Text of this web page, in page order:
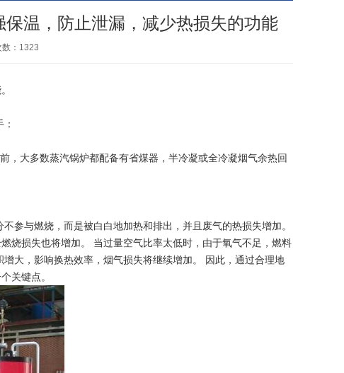
温，防止泄漏，减少热损失的功能
： 1323
，大多数蒸汽锅炉都配备有省煤器，半冷凝或全冷凝烟气余热回
参与燃烧，而是被白白地加热和排出，并且废气的热损失增加。
烧损失也将增加。 当过量空气比率太低时，由于氧气不足，燃料
大，影响换热效率，烟气损失将继续增加。 因此，通过合理地
关键点。